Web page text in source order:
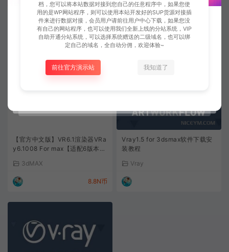
3dMAX
2N币
装教程
3dMAX
【官方中文版】VR6.1渲染器VRa
y6.1008 For max【适配6版本19
3dMAX
8.8N币
Vray1.5 for 3dsmax软件下载安
装教程
Vray
档，您可以将本站数据对接到您自己的任意程序中，如果您使
用的是WP网站程序，则可以使用本站开发好的SUP货源对接插
件来进行数据对接，会员用户请前往用户中心下载，如果您没
有自己的网站程序，也可以使用我们全新上线的分站系统，VIP
自助开通分站系统，可以选择系统赠送的二级域名，也可以绑
定自己的域名，全自动分佣，欢迎体验~
前往官方演示站 我知道了